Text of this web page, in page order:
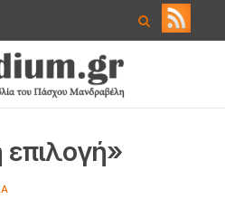
επιλογή»